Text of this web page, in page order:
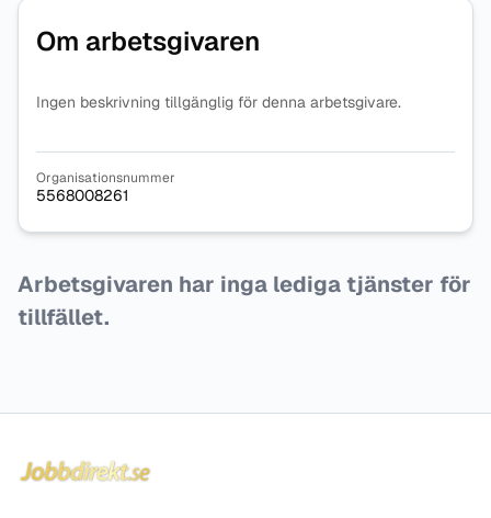
Om arbetsgivaren
Ingen beskrivning tillgänglig för denna arbetsgivare.
Organisationsnummer
5568008261
Arbetsgivaren har inga lediga tjänster för
tillfället.